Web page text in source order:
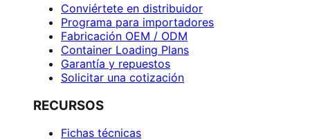
Conviértete en distribuidor
Programa para importadores
Fabricación OEM / ODM
Container Loading Plans
Garantía y repuestos
Solicitar una cotización
RECURSOS
Fichas técnicas